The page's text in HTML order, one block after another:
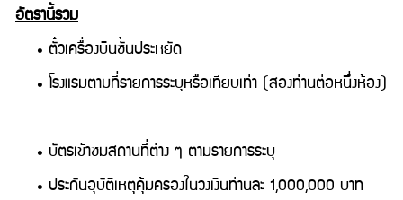
อัตรานี้รวม
• ตั๋วเครื่องบินชั้นประหยัด
• โรงแรมตามที่รายการระบุหรือเทียบเท่า (สองท่านต่อหนึ่งห้อง)
• บัตรเข้าชมสถานที่ต่าง ๆ ตามรายการระบุ
• ประกันอุบัติเหตุคุ้มครองในวงเงินท่านละ 1,000,000 บาท